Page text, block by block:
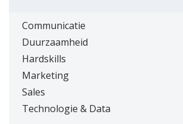
Communicatie
Duurzaamheid
Hardskills
Marketing
Sales
Technologie & Data